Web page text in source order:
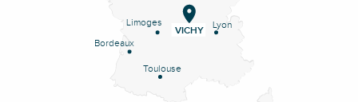
Lyon
Limoges
Bordeaux
Toulouse
VICHY